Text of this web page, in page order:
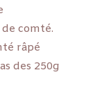
comté.
râpé
des 250g